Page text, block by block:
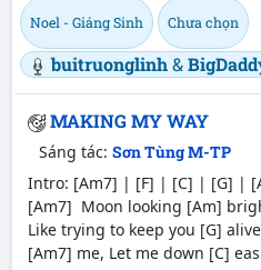
Noel - Giáng Sinh Chưa chọn
buitruonglinh&
MAKING MY WAY
Sáng tác: Sơn Tùng M-TP
Intro: [Am7] | [F] | [C] | [G] |
[Am7] Moon looking [Am]
Like trying to keep you [G]
[Am7] me, Let me down [C]